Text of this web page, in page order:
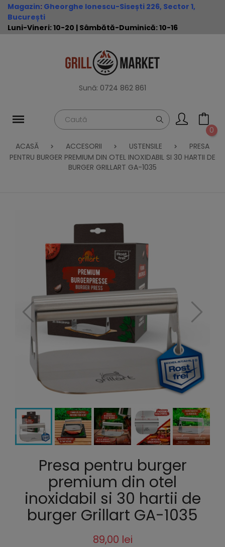
Magazin: Gheorghe Ionescu-Sisești 226, Sector 1,
București
Luni-Vineri: 10-20 | Sâmbătă-Duminică: 10-16
Sună: 0724 862 861
0
ACASĂ
ACCESORII USTENSILE
PRESA
PENTRU BURGER PREMIUM DIN OTEL INOXIDABIL SI 30 HARTII DE
BURGER GRILLART GA-1035
Presa pentru burger
premium din otel
inoxidabil si 30 hartii de
burger Grillart GA-1035
89,00 lei